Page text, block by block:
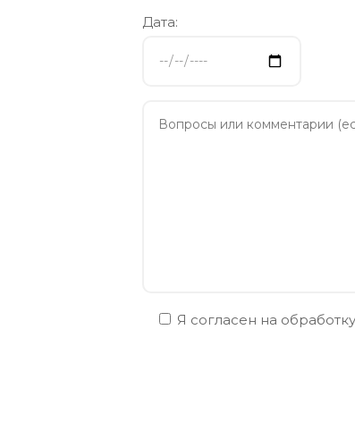
Дата:
Я согласен на